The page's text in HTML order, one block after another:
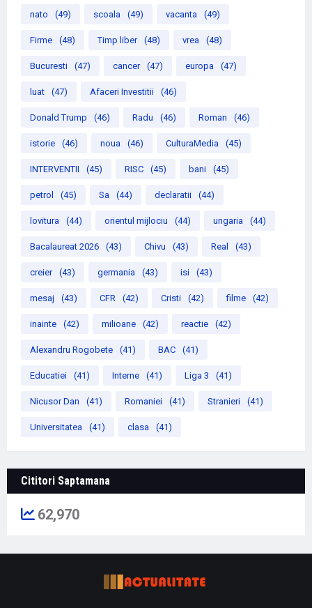
nato (49) scoala (49) vacanta (49)
Firme (48) Timp liber (48) vrea (48)
Bucuresti (47) cancer (47) europa (47)
luat (47) Afaceri Investitii (46)
Donald Trump (46) Radu (46) Roman (46)
istorie (46) noua (46) CulturaMedia (45)
INTERVENTII (45) RISC (45) bani (45)
petrol (45) Sa (44) declaratii (44)
lovitura (44) orientul mijlociu (44) ungaria (44)
Bacalaureat 2026 (43) Chivu (43) Real (43)
creier (43) germania (43) isi (43)
mesaj (43) CFR (42) Cristi (42) filme (42)
inainte (42) milioane (42) reactie (42)
Alexandru Rogobete (41) BAC (41)
Educatiei (41) Interne (41) Liga 3 (41)
Nicusor Dan (41) Romaniei (41) Stranieri (41)
Universitatea (41) clasa (41)
Cititori Saptamana
62,970